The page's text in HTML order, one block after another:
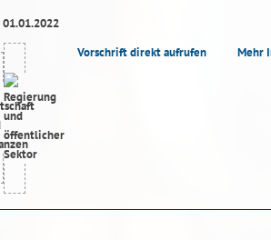
Vorschrift direkt aufrufen Mehr